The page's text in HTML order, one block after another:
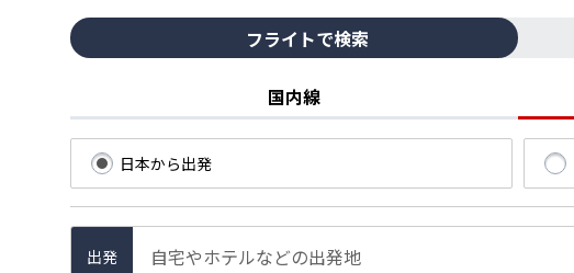
フライトで検索
国内線
日本から出発
出発 自宅やホテルなどの出発地